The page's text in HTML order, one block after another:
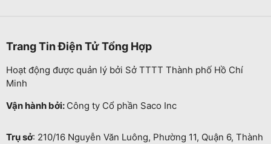
Trang Tin Điện Tử Tổng Hợp
Hoạt động được quản lý bởi Sở TTTT Thành phố Hồ Chí
Minh
Vận hành bởi: Công ty Cổ phần Saco Inc
Trụ sở: 210/16 Nguyễn Văn Luông, Phường 11, Quận 6, Thành